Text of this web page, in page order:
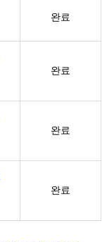
완료
완료
완료
완료